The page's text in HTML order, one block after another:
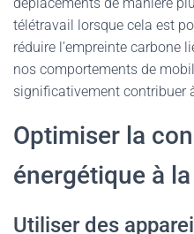
télétravail lorsque cela est
réduire l’empreinte carbone
nos comportements de
significativement contribuer
Optimiser la
énergétique à
Utiliser des